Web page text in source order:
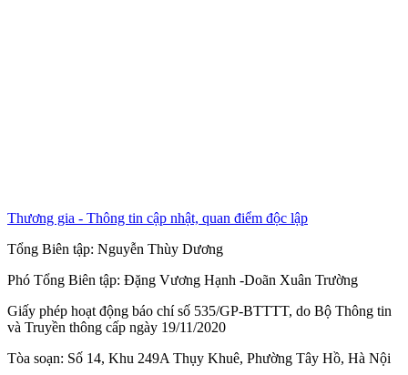
Thương gia - Thông tin cập nhật, quan điểm độc lập
Tổng Biên tập: Nguyễn Thùy Dương
Phó Tổng Biên tập: Đặng Vương Hạnh -Doãn Xuân Trường
Giấy phép hoạt động báo chí số 535/GP-BTTTT, do Bộ Thông tin
và Truyền thông cấp ngày 19/11/2020
Tòa soạn: Số 14, Khu 249A Thụy Khuê, Phường Tây Hồ, Hà Nội